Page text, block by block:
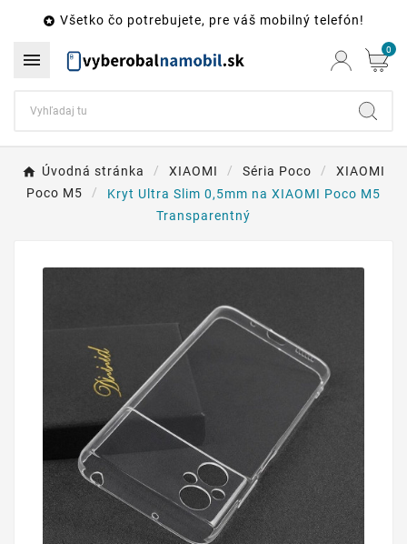
 Všetko čo potrebujete, pre váš mobilný telefón!
 0
Úvodná stránka XIAOMI Séria Poco
XIAOMI
Poco M5
Kryt Ultra Slim 0,5mm na XIAOMI Poco M5
Transparentný